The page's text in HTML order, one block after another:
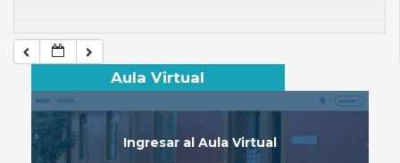
Aula Virtual
Ingresar al Aula Virtual